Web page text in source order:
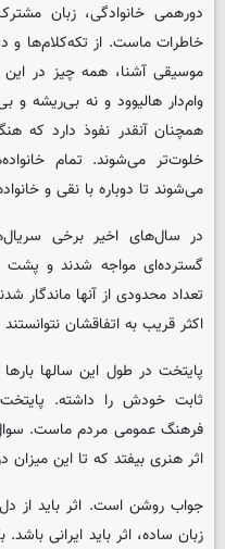
دورهمی خانوادگی، زبان
خاطرات ماست. از تکه‌کلام‌ها و
موسیقی آشنا، همه چیز در
وام‌دار هالیوود و نه بی‌ریشه
همچنان آنقدر نفوذ دارد که
خلوت‌تر می‌شوند. تمام
می‌شوند تا دوباره با نقی و
در سال‌های اخیر برخی
گسترده‌ای مواجه شدند و پشت
تعداد محدودی از آنها ماندگار
اکثر قریب به اتفاقشان
پایتخت در طول این سالها
ثابت خودش را داشته.
فرهنگ عمومی مردم ماست.
اثر هنری بیفتد که تا این میزان
جواب روشن است. اثر باید از
زبان ساده، اثر باید ایرانی